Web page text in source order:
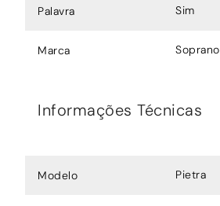
Palavra Sim
Marca Soprano
Informações Técnicas
Modelo Pietra